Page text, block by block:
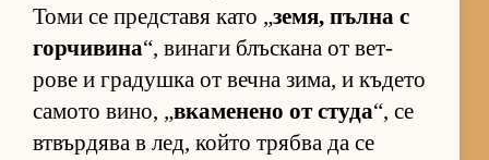
Томи се пред­с­тавя като „зе­мя, пълна с
гор­чи­вина“, ви­наги блъс­кана от вет­
рове и гра­душка от вечна зи­ма, и къ­дето
са­мото ви­но, „вка­ме­нено от студа“, се
втвър­дява в лед, който трябва да се